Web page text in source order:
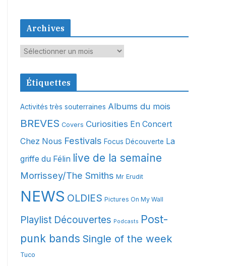
Archives
A
c
e
s
Étiquettes
Activités très souterraines Albums du mois
BREVES Covers Curiosities En Concert
Chez Nous Festivals Focus Découverte La
griffe du Félin live de la semaine
Morrissey/The Smiths Mr Erudit
NEWS OLDIES Pictures On My Wall
Playlist Découvertes Podcasts Post-
punk bands Single of the week
Tuco